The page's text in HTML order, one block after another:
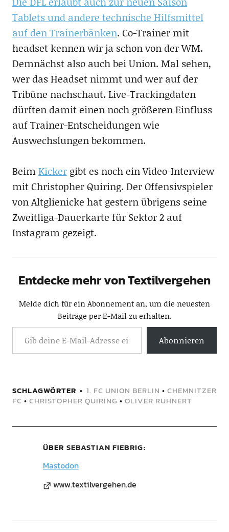
Tablets und andere technische Hilfsmittel
auf den Trainerbänken. Co-Trainer mit
headset kennen wir ja schon von der WM.
Demnächst also auch bei Union. Mal sehen,
wer das Headset nimmt und wer auf der
Tribüne nachschaut. Live-Trackingdaten
dürften damit einen noch größeren Einfluss
auf Trainer-Entscheidungen wie
Auswechslungen bekommen.
BeimKickergibt es noch ein Video-Interview
mit Christopher Quiring. Der Offensivspieler
von Altglienicke hat gestern übrigens seine
Zweitliga-Dauerkarte für Sektor 2 auf
Instagram gezeigt.
Entdecke mehr von Textilvergehen
Melde dich für ein Abonnement an, um die neuesten
Beiträge per E-Mail zu erhalten.
Abonnieren
SCHLAGWÖRTER 1. FC UNION BERLIN • CHEMNITZER
FC • CHRISTOPHER QUIRING • OLIVER RUHNERT
ÜBER SEBASTIAN FIEBRIG
Mastodon
www.textilvergehen.de